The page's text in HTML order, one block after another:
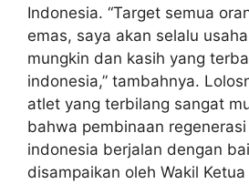
Indonesia. “Target semua
emas, saya akan selalu
mungkin dan kasih yang
indonesia,” tambahnya.
atlet yang terbilang sangat
bahwa pembinaan
indonesia berjalan dengan
disampaikan oleh Wakil Ketua